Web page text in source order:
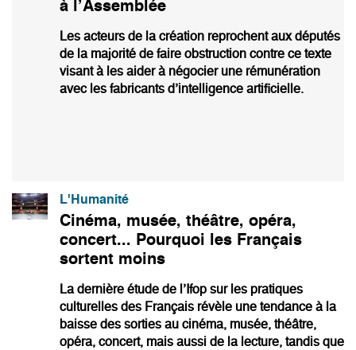
à l’Assemblée
Les acteurs de la création reprochent aux députés
de la majorité de faire obstruction contre ce texte
visant à les aider à négocier une rémunération
avec les fabricants d’intelligence artificielle.
L'Humanité
Cinéma, musée, théâtre, opéra,
concert... Pourquoi les Français
sortent moins
La dernière étude de l’Ifop sur les pratiques
culturelles des Français révèle une tendance à la
baisse des sorties au cinéma, musée, théâtre,
opéra, concert, mais aussi de la lecture, tandis que